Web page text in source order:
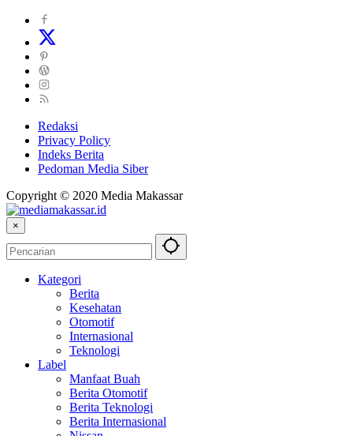
Redaksi
Privacy Policy
Indeks Berita
Pedoman Media Siber
Copyright © 2020 Media Makassar
×
Kategori
Berita
Kesehatan
Otomotif
Internasional
Teknologi
Label
Manfaat Buah
Berita Otomotif
Berita Teknologi
Berita Internasional